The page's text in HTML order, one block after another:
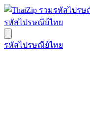
รหัสไปรษณีย์ไทย
รหัสไปรษณีย์ไทย